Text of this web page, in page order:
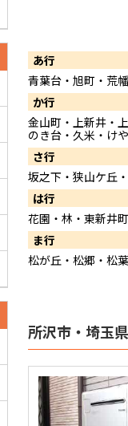
あ行
青葉台・旭町・荒
か行
金山町・上新井・
のき台・久米・け
さ行
坂之下・狭山ケ丘
は行
花園・林・東新井
ま行
松が丘・松郷・松
所沢市・埼玉